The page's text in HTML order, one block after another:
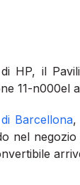
HP, il
11-n000el
Barcellona,
nel